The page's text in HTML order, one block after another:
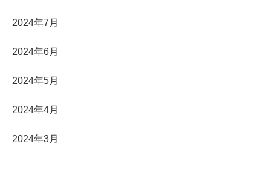
2024年7月
2024年6月
2024年5月
2024年4月
2024年3月